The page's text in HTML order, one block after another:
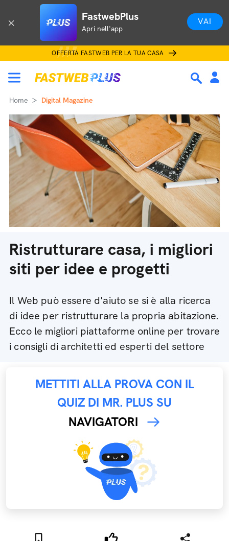
FastwebPlus
Apri nell'app
VAI
OFFERTA FASTWEB PER LA TUA CASA
Home Digital Magazine
Ristrutturare casa, i migliori
siti per idee e progetti
Il Web può essere d'aiuto se si è alla ricerca
di idee per ristrutturare la propria abitazione.
Ecco le migliori piattaforme online per trovare
i consigli di architetti ed esperti del settore
METTITI ALLA PROVA CON IL
QUIZ DI MR. PLUS SU
NAVIGATORI